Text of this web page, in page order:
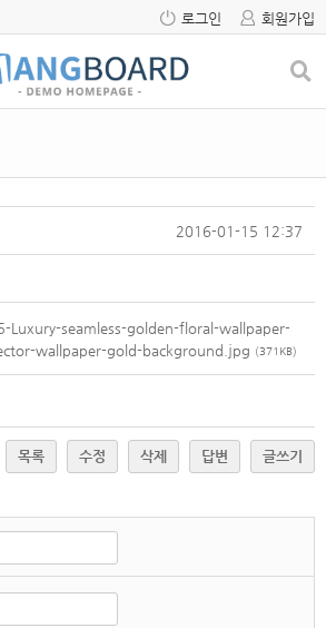
로그인 회원가입
2016-01-15 12:37
Luxury-seamless-golden-floral-wallpaper-
wallpaper-gold-background.jpg (371KB)
목록 수정 삭제 답변 글쓰기